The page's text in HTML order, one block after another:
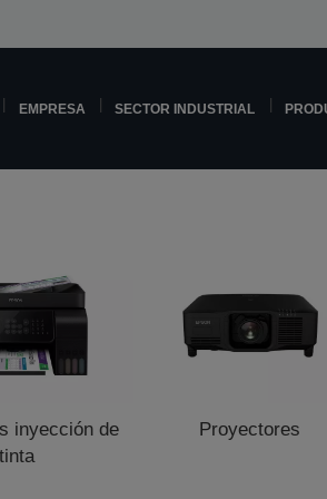
EMPRESA SECTOR INDUSTRIAL
inyección de
tinta
Proyectores